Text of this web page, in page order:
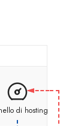
di hosting